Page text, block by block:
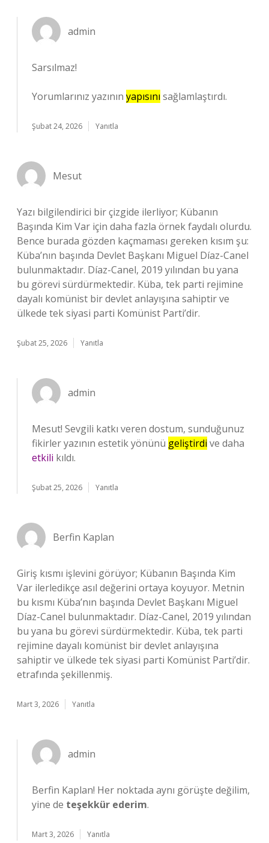
admin
Sarsılmaz!
Yorumlarınız yazının yapısını sağlamlaştırdı.
Şubat 24, 2026 Yanıtla
Mesut
Yazı bilgilendirici bir çizgide ilerliyor; Kübanın
Başında Kim Var için daha fazla örnek faydalı olurdu.
Bence burada gözden kaçmaması gereken kısım şu:
Küba’nın başında Devlet Başkanı Miguel Díaz-Canel
bulunmaktadır. Díaz-Canel, 2019 yılından bu yana
bu görevi sürdürmektedir. Küba, tek parti rejimine
dayalı komünist bir devlet anlayışına sahiptir ve
ülkede tek siyasi parti Komünist Parti’dir.
Şubat 25, 2026 Yanıtla
admin
Mesut! Sevgili katkı veren dostum, sunduğunuz
fikirler yazının estetik yönünü geliştirdi ve daha
etkili kıldı.
Şubat 25, 2026 Yanıtla
Berfin Kaplan
Giriş kısmı işlevini görüyor; Kübanın Başında Kim
Var ilerledikçe asıl değerini ortaya koyuyor. Metnin
bu kısmı Küba’nın başında Devlet Başkanı Miguel
Díaz-Canel bulunmaktadır. Díaz-Canel, 2019 yılından
bu yana bu görevi sürdürmektedir. Küba, tek parti
rejimine dayalı komünist bir devlet anlayışına
sahiptir ve ülkede tek siyasi parti Komünist Parti’dir.
etrafında şekillenmiş.
Mart 3, 2026 Yanıtla
admin
Berfin Kaplan! Her noktada aynı görüşte değilim,
yine de teşekkür ederim.
Mart 3, 2026 Yanıtla